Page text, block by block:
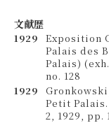
文献歴
1929
Exposition
Palais des
Palais)
no. 128
1929
Petit
2, 1929, pp.